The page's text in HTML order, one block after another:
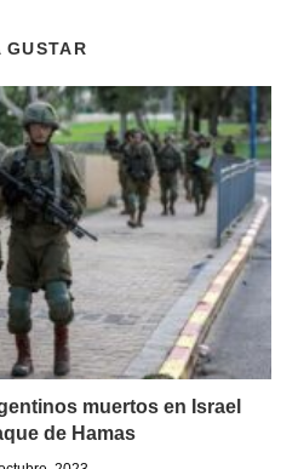
GUSTAR
muertos en Israel
de Hamas